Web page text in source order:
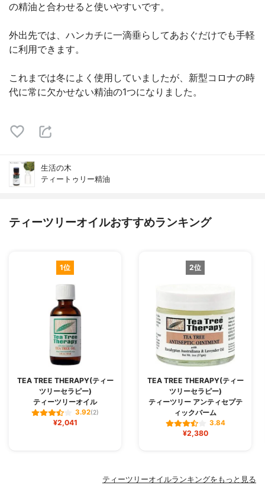
の精油と合わせると使いやすいです。
外出先では、ハンカチに一滴垂らしてあおぐだけでも手軽
に利用できます。
これまでは冬によく使用していましたが、新型コロナの時
代に常に欠かせない精油の1つになりました。
生活の木
ティートゥリー精油
ティーツリーオイルおすすめランキング
1位
TEA TREE THERAPY(ティー
ツリーセラピー)
ティーツリーオイル
3.92(2)
¥2,041
2位
TEA TREE THERAPY(ティー
ツリーセラピー)
ティーツリー アンティセプテ
ィックバーム
3.84
¥2,380
ティーツリーオイルランキングをもっと見る